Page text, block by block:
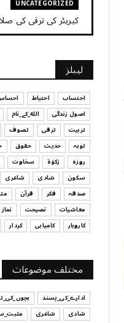
UNCATEGORIZED
کیریئر کی ترقی کی
July 29, 2026
UNCATEGORIZED
کیا آپ اپنے باس کو
ہیں
July 29, 2026
UNCATEGORIZED
اس وقت آپ کا موڈ
July 29, 2026
UNCATEGORIZED
قرض لینے اور دینے
July 29, 2026
آپ کا فیصلہ کرنے کا
July 29, 2026
لیبلز
احتساب احتیاط
اصول زندگی
الله_کے_نام
تربیت
ترقی تصوف
توبہ
حدیث حقوق
روزہ
زکوٰۃ سخاوت
سکون
شادی شاعری
صدقہ
فکر قرآن
معاشیات
نصیحت نماز
کاروبار
کامیابی کردار
مختلف موضوعات
ادارے_کی_پسند
شادی
شاعری